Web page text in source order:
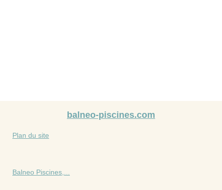
balneo-piscines.com
Plan du site
Balneo Piscines,...